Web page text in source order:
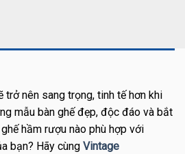
trở nên sang trọng, tinh tế hơn khi
mẫu bàn ghế đẹp, độc đáo và bắt
hầm rượu nào phù hợp với
bạn? Hãy cùng Vintage